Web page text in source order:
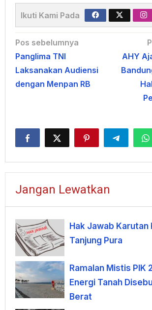
Ikuti Kami Pada
Navigasi
pos
Pos sebelumnya
Panglima TNI
Laksanakan Audiensi
dengan Menpan RB
AHY
Jangan Lewatkan
Hak Jawab Karutan
Tanjung Pura
Ramalan Mistis PIK
Energi Tanah
Berat